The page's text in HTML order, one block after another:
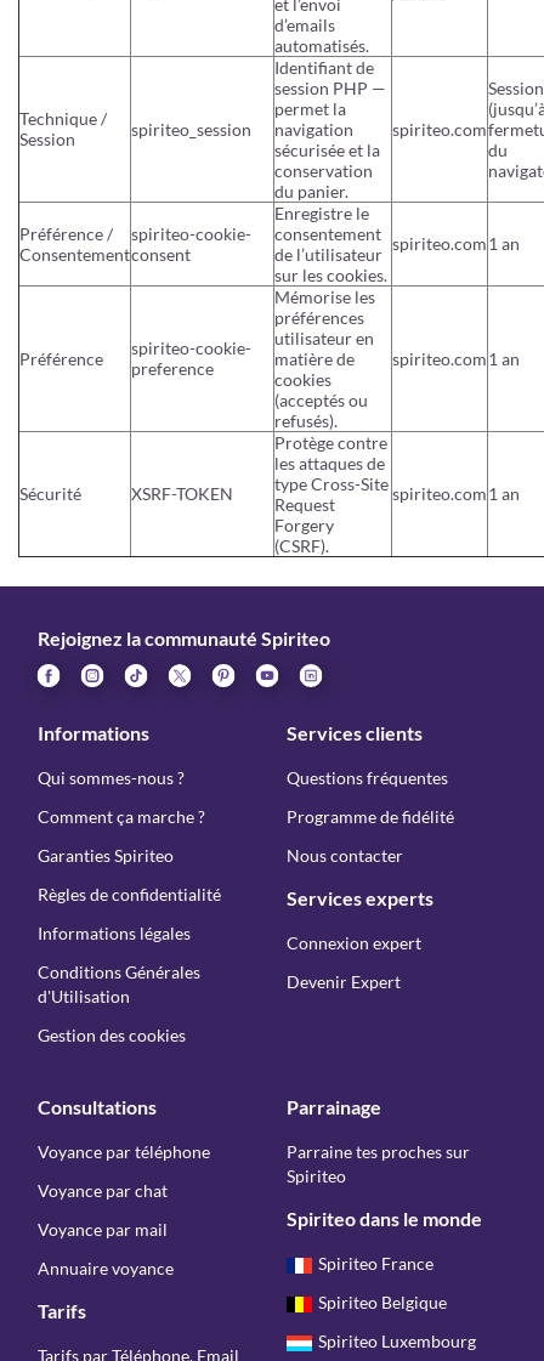
et l’envoi
d’emails
automatisés.
Technique /
Session
spiriteo_session
Identifiant de
session PHP —
permet la
navigation
sécurisée et la
conservation
du panier.
spiriteo.com
Session
du
Préférence /
Consentement
spiriteo-cookie-
consent
Enregistre le
consentement
de l’utilisateur
sur les cookies.
spiriteo.com1 an
Préférence
spiriteo-cookie-
preference
Mémorise les
préférences
utilisateur en
matière de
cookies
(acceptés ou
refusés).
spiriteo.com1 an
Sécurité XSRF-TOKEN
Protège contre
les attaques de
type Cross-Site
Request
Forgery
(CSRF).
spiriteo.com1 an
Rejoignez la communauté Spiriteo
Informations
Qui sommes-nous ?
Comment ça marche ?
Garanties Spiriteo
Règles de confidentialité
Informations légales
Conditions Générales
d'Utilisation
Gestion des cookies
Services clients
Questions fréquentes
Programme de fidélité
Nous contacter
Services experts
Connexion expert
Devenir Expert
Consultations
Voyance par téléphone
Voyance par chat
Voyance par mail
Annuaire voyance
Tarifs
Tarifs par Téléphone, Email
Parrainage
Parraine tes proches sur
Spiriteo
Spiriteo dans le monde
Spiriteo France
Spiriteo Belgique
Spiriteo Luxembourg